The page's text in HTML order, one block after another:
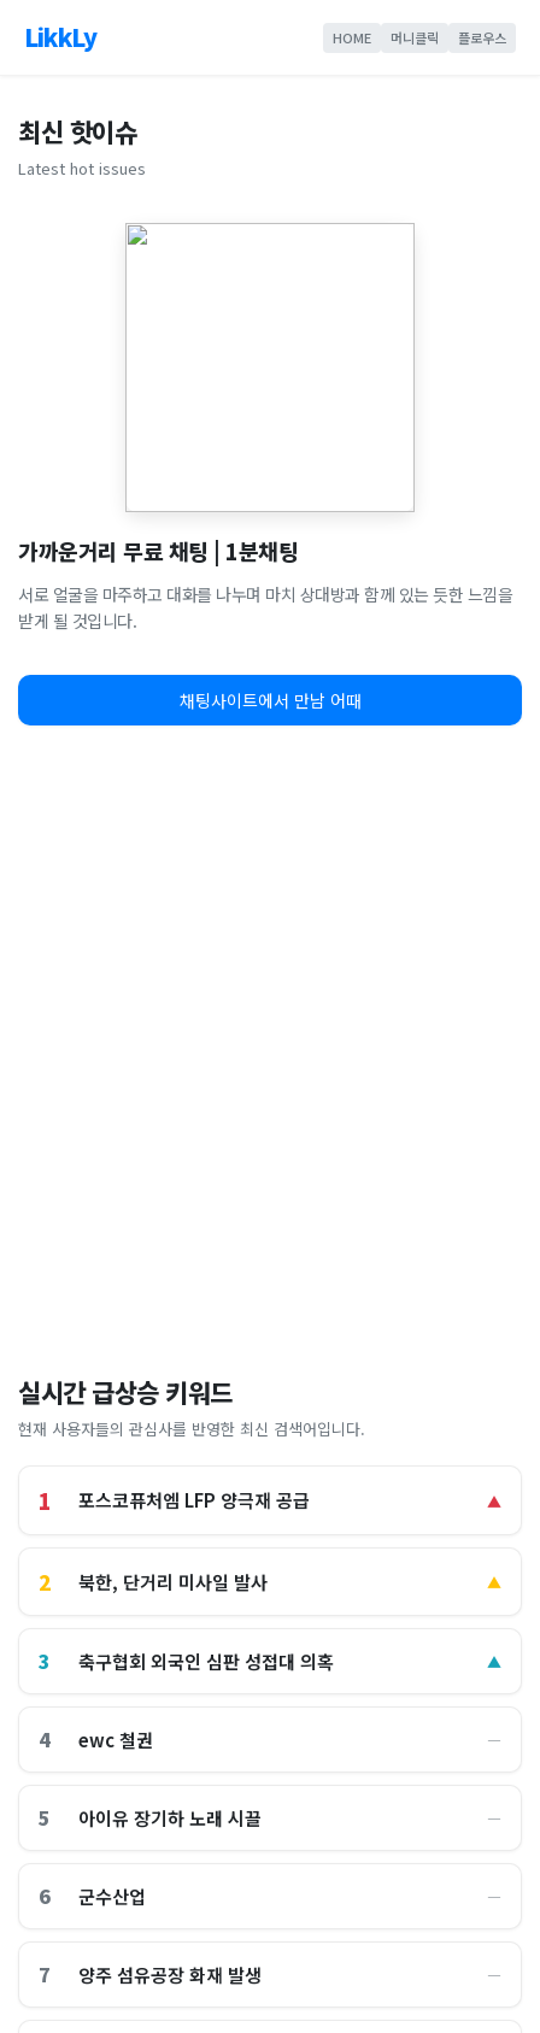
LikkLy HOME 머니클릭 플로우스
최신 핫이슈
Latest hot issues
가까운거리 무료 채팅 | 1분채팅
서로 얼굴을 마주하고 대화를 나누며 마치 상대방과 함께 있는 듯한 느낌을
받게 될 것입니다.
채팅사이트에서 만남 어때
실시간 급상승 키워드
현재 사용자들의 관심사를 반영한 최신 검색어입니다.
1 포스코퓨처엠 LFP 양극재 공급 ▲
2 북한, 단거리 미사일 발사 ▲
3 축구협회 외국인 심판 성접대 의혹 ▲
4 ewc 철권 ―
5 아이유 장기하 노래 시끌 ―
6 군수산업 ―
7 양주 섬유공장 화재 발생 ―